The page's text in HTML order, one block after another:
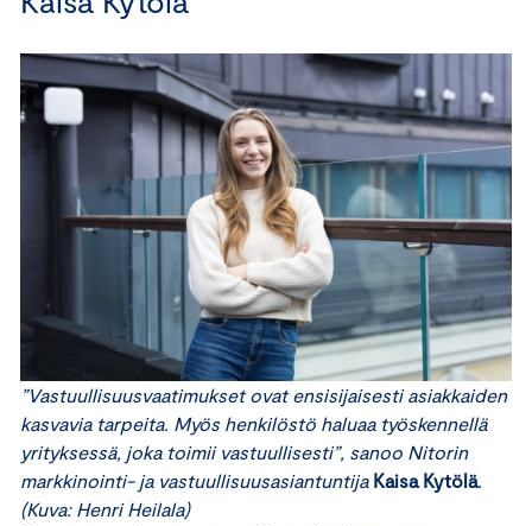
”Vastuullisuusvaatimukset ovat ensisijaisesti asiakkaiden
kasvavia tarpeita. Myös henkilöstö haluaa työskennellä
yrityksessä, joka toimii vastuullisesti”, sanoo Nitorin
markkinointi- ja vastuullisuusasiantuntija Kaisa Kytölä.
(Kuva: Henri Heilala)